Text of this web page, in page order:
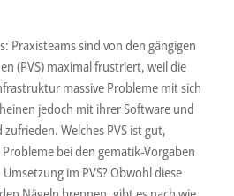
Praxisteams sind von den gängigen
(PVS) maximal frustriert, weil die
massive Probleme mit sich
jedoch mit ihrer Software und
Welches PVS ist gut,
bei den gematik-Vorgaben
im PVS? Obwohl diese